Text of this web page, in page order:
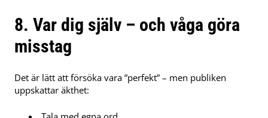
8. Var dig själv – och våga göra
misstag
Det är lätt att försöka vara ”perfekt” – men publiken
uppskattar äkthet: